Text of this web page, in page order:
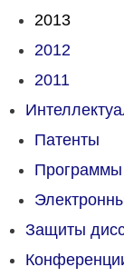
2013
2012
2011
Патенты
Программы
Защиты